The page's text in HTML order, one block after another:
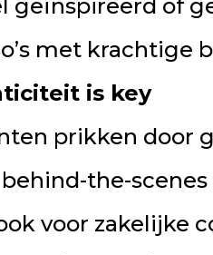
geïnspireerd of
met krachtige
is key
prikken door
behind-the-
voor zakelijke